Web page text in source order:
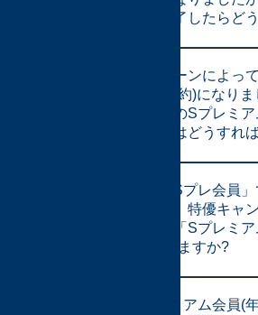
ンペーンが終了したらど
特優キャンペーンによっ
ム会員(月間契約)になりま
「年間契約」のSプレミ
典を受けるにはどうすれ
「月間契約のSプレ会員
度退会しても、特優キャ
再入会したら「Sプレミ
契約)」に戻れますか?
最初にSプレミアム会員(